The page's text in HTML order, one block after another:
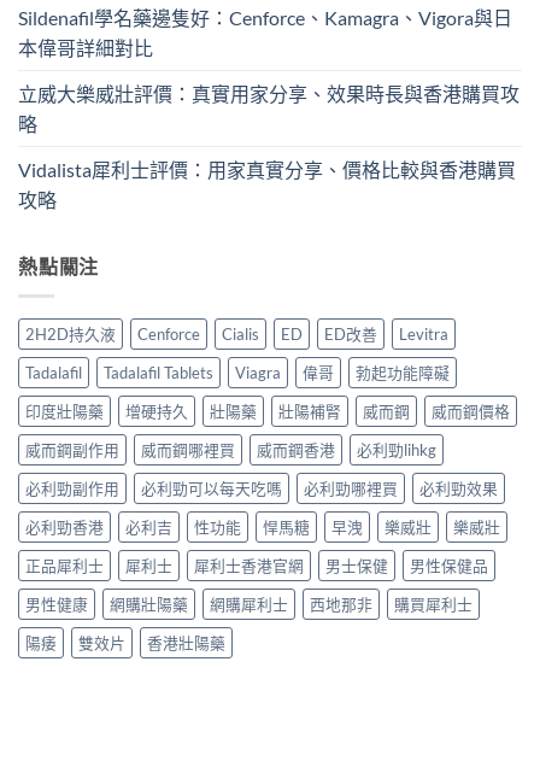
Sildenafil學名藥邊隻好：Cenforce、Kamagra、Vigora與日
本偉哥詳細對比
立威大樂威壯評價：真實用家分享、效果時長與香港購買攻
略
Vidalista犀利士評價：用家真實分享、價格比較與香港購買
攻略
熱點關注
2H2D持久液 Cenforce Cialis ED ED改善
Levitra
Tadalafil
Tadalafil Tablets Viagra 偉哥
勃起功能障礙
印度壯陽藥
增硬持久 壯陽藥 壯陽補腎 威而鋼
威而鋼價格
威而鋼副作用
威而鋼哪裡買 威而鋼香港
必利勁lihkg
必利勁副作用
必利勁可以每天吃嗎 必利勁哪裡買
必利勁效果
必利勁香港
必利吉 性功能 悍馬糖 早洩 樂威壯
樂威壯
正品犀利士
犀利士 犀利士香港官網 男士保健
男性保健品
男性健康
網購壯陽藥 網購犀利士 西地那非
購買犀利士
陽痿
雙效片 香港壯陽藥